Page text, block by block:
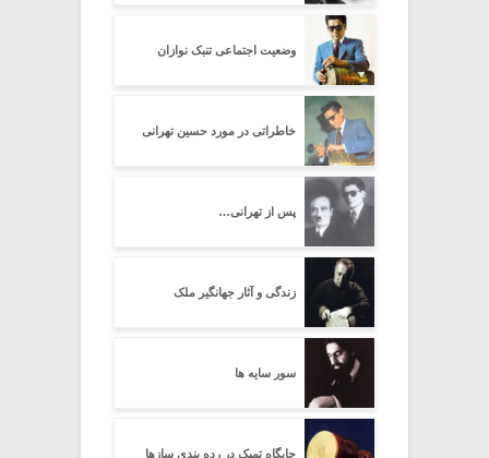
وضعیت اجتماعی تنبک نوازان
خاطراتی در مورد حسین تهرانی
پس از تهرانی…
زندگی و آثار جهانگیر ملک
سور سایه ها
جایگاه تمبک در رده بندی سازها